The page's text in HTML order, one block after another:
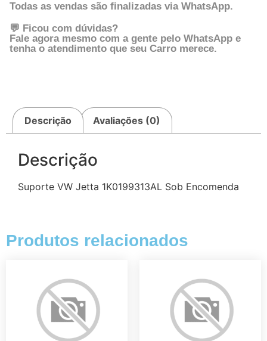
Todas as vendas são finalizadas via WhatsApp.
💬 Ficou com dúvidas?
Fale agora mesmo com a gente pelo WhatsApp e
tenha o atendimento que seu Carro merece.
Descrição Avaliações (0)
Descrição
Suporte VW Jetta 1K0199313AL Sob Encomenda
Produtos relacionados